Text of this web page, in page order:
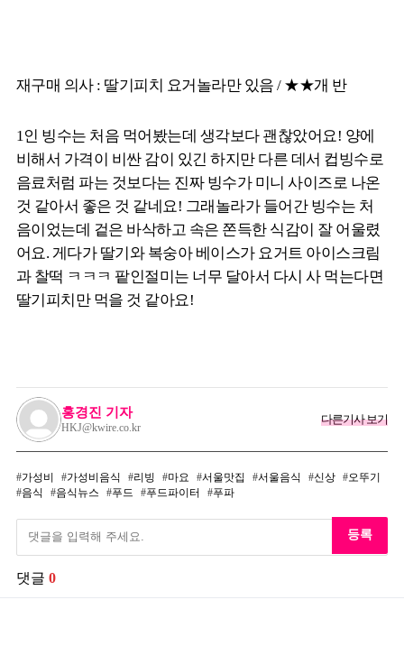
재구매 의사 : 딸기피치 요거놀라만 있음 / ★★개 반
1인 빙수는 처음 먹어봤는데 생각보다 괜찮았어요! 양에
비해서 가격이 비싼 감이 있긴 하지만 다른 데서 컵빙수로
음료처럼 파는 것보다는 진짜 빙수가 미니 사이즈로 나온
것 같아서 좋은 것 같네요! 그래놀라가 들어간 빙수는 처
음이었는데 겉은 바삭하고 속은 쫀득한 식감이 잘 어울렸
어요. 게다가 딸기와 복숭아 베이스가 요거트 아이스크림
과 찰떡 ㅋㅋㅋ 팥인절미는 너무 달아서 다시 사 먹는다면
딸기피치만 먹을 것 같아요!
홍경진 기자
HKJ@kwire.co.kr
다른기사 보기
가성비 가성비음식 리빙 마요 서울맛집 서울음식 신상
오뚜기
음식
음식뉴스 푸드 푸드파이터 푸파
등록
댓글 0